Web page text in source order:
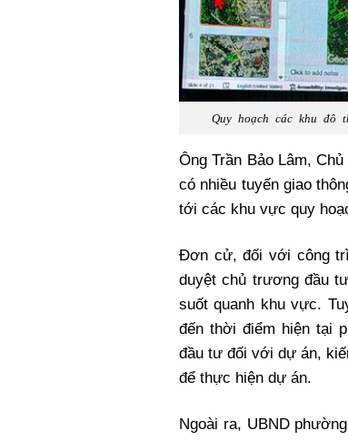
Quy hoạch các khu đô
Ông Trần Bảo Lâm,
có nhiều tuyến giao
tới các khu vực quy
Đơn cử, đối với công
duyệt chủ trương đầu
suốt quanh khu vực.
đến thời điểm hiện tại
đầu tư đối với dự án,
để thực hiện dự án.
Ngoài ra, UBND